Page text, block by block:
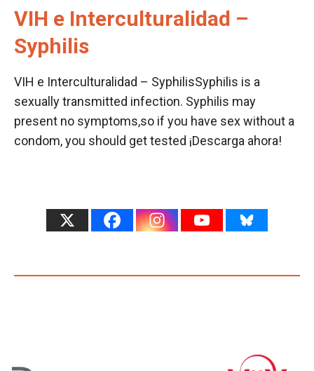
VIH e Interculturalidad –
Syphilis
VIH e Interculturalidad – SyphilisSyphilis is a
sexually transmitted infection. Syphilis may
present no symptoms,so if you have sex without a
condom, you should get tested ¡Descarga ahora!